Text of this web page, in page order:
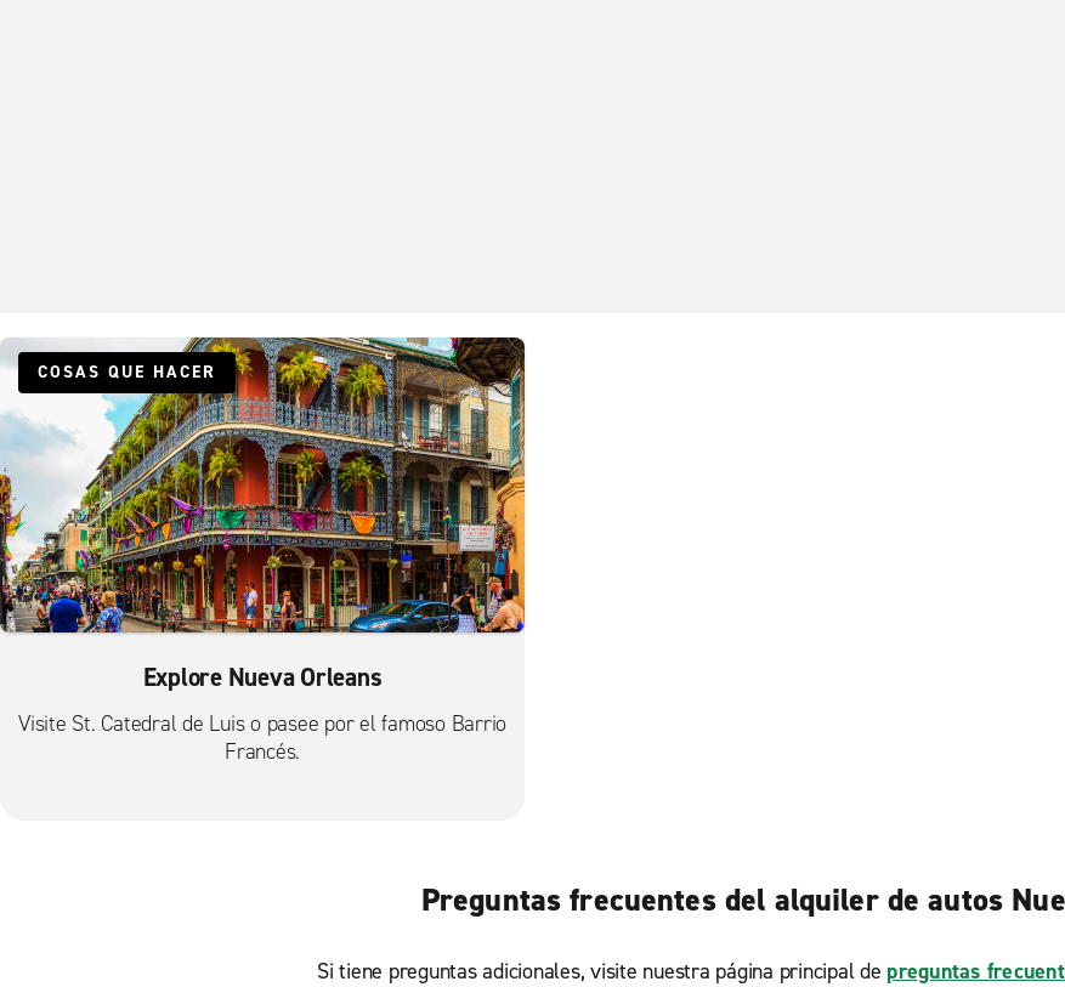
COSAS QUE HACER
Explore Nueva Orleans
Visite St. Catedral de Luis o pasee por el famoso Barrio
Francés.
Preguntas frecuentes del alquiler de autos
Si tiene preguntas adicionales, visite nuestra página principal de preguntas